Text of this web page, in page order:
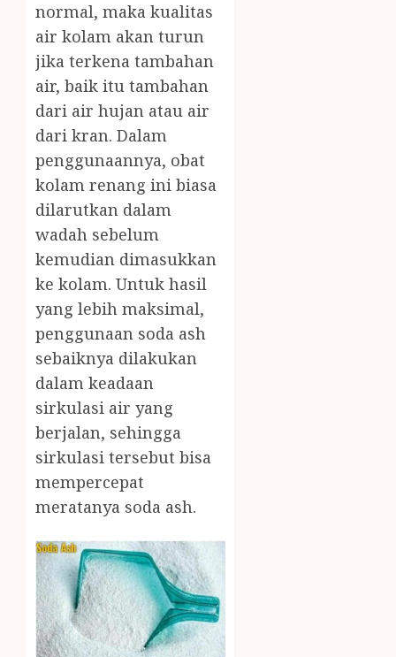
normal, maka kualitas
air kolam akan turun
jika terkena tambahan
air, baik itu tambahan
dari air hujan atau air
dari kran. Dalam
penggunaannya, obat
kolam renang ini biasa
dilarutkan dalam
wadah sebelum
kemudian dimasukkan
ke kolam. Untuk hasil
yang lebih maksimal,
penggunaan soda ash
sebaiknya dilakukan
dalam keadaan
sirkulasi air yang
berjalan, sehingga
sirkulasi tersebut bisa
mempercepat
meratanya soda ash.